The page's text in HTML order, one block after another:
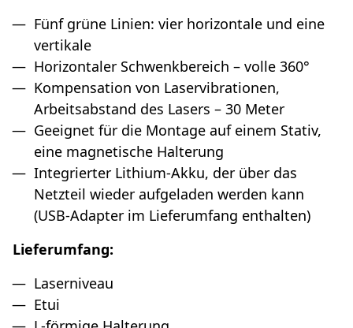
Fünf grüne Linien: vier horizontale und eine
vertikale
Horizontaler Schwenkbereich – volle 360°
Kompensation von Laservibrationen,
Arbeitsabstand des Lasers – 30 Meter
Geeignet für die Montage auf einem Stativ,
eine magnetische Halterung
Integrierter Lithium-Akku, der über das
Netzteil wieder aufgeladen werden kann
(USB-Adapter im Lieferumfang enthalten)
Lieferumfang:
Laserniveau
Etui